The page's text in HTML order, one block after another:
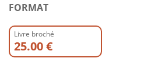
FORMAT
Livre broché
25.00 €